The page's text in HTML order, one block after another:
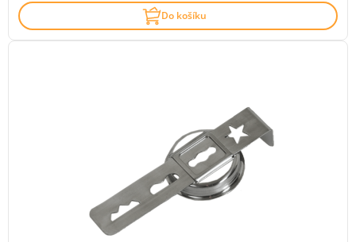
Do košíku